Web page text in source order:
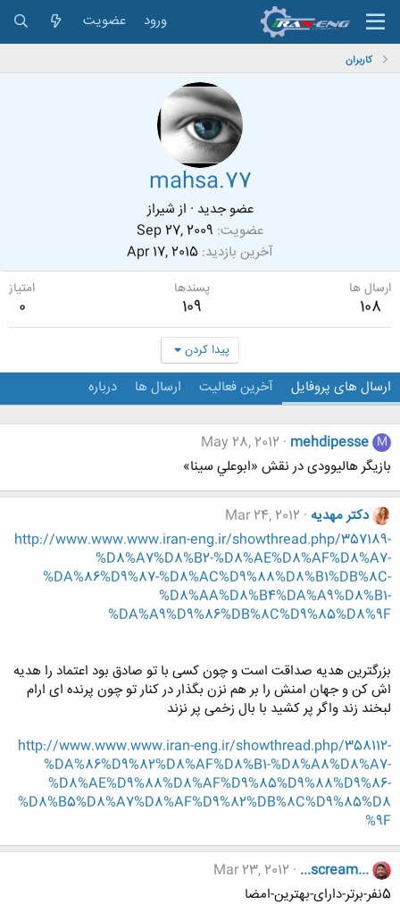
ورود عضویت
کاربران
mahsa.77
عضو جدید · ازشیراز
عضویت Sep 27, 2009
آخرین بازدید Apr 17, 2015
ارسال ها
108
پسندها
109
امتیاز
0
پیدا کردن
ارسال های پروفایل آخرین فعالیت ارسال ها درباره
M
mehdipesse
May 28, 2012
بازیگر هالیوودی در نقش «ابوعلي سينا»
دکتر مهدیه Mar 24, 2012
http://www.www.www.iran-eng.ir/showthread.php/357189-
%D8%A7%D8%B2-%D8%AE%D8%AF%D8%A7-
%DA%86%D9%87-%D8%AC%D9%88%D8%B1%DB%8C-
%D8%AA%D8%B4%DA%A9%D8%B1-
%DA%A9%D9%86%DB%8C%D9%85%D8%9F
بزرگترین هدیه صداقت است و چون کسی با تو صادق بود اعتماد را هدیه
اش کن و جهان امنش را بر هم نزن بگذار در کنار تو چون پرنده ای ارام
لبخند زند واگر پر کشید با بال زخمی پر نزند
http://www.www.www.iran-eng.ir/showthread.php/358112-
%DA%86%D9%82%D8%AF%D8%B1-%D8%A8%D8%A7-
%D8%AE%D9%88%D8%AF%D9%85%D9%88%D9%86-
%D8%B5%D8%A7%D8%AF%D9%82%DB%8C%D9%85%D8
%9F
...scream...
Mar 23, 2012
5نفر-برتر-دارای-بهترین-امضا